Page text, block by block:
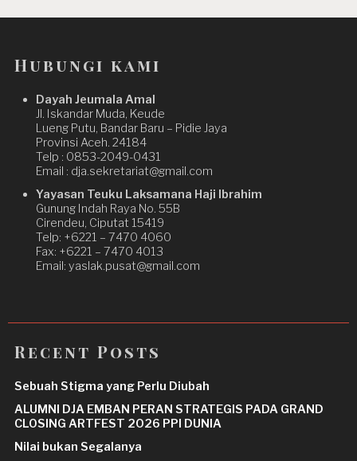
Hubungi kami
Dayah Jeumala Amal
Jl. Iskandar Muda, Keude
Lueng Putu, Bandar Baru – Pidie Jaya
Provinsi Aceh. 24184
Telp : 0853-2049-0431
Email : dja.sekretariat@gmail.com
Yayasan Teuku Laksamana Haji Ibrahim
Gunung Indah Raya No. 55B
Cirendeu, Ciputat 15419
Telp: +6221 – 7470 4060
Fax: +6221 – 7470 4013
Email: yaslak.pusat@gmail.com
Recent Posts
Sebuah Stigma yang Perlu Diubah
ALUMNI DJA EMBAN PERAN STRATEGIS PADA GRAND
CLOSING ARTFEST 2026 PPI DUNIA
Nilai bukan Segalanya